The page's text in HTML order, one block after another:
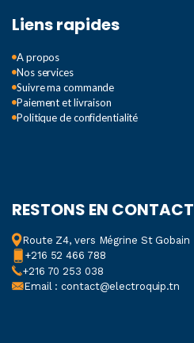
Liens rapides
A propos
Nos services
Suivre ma commande
Paiement et livraison
Politique de confidentialité
RESTONS EN CONTACT
Route Z4, vers Mégrine St Gobain
+216 52 466 788
+216 70 253 038
Email : contact@electroquip.tn